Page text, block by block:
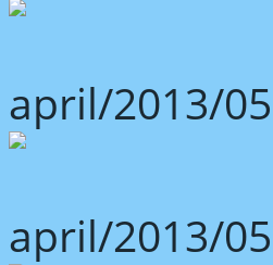
april/2013/
april/2013/